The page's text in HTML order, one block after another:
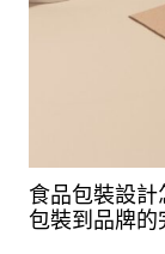
食品包裝設
包裝到品牌的